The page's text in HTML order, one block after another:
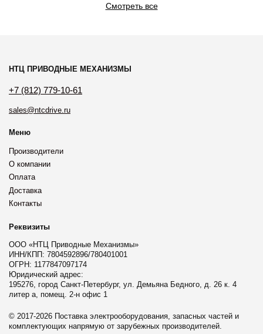
Смотреть все
НТЦ ПРИВОДНЫЕ МЕХАНИЗМЫ
+7 (812) 779-10-61
sales@ntcdrive.ru
Меню
Производители
О компании
Оплата
Доставка
Контакты
Реквизиты
ООО «НТЦ Приводные Механизмы»
ИНН/КПП: 7804592896/780401001
ОГРН: 1177847097174
Юридический адрес:
195276, город Санкт-Петербург, ул. Демьяна Бедного, д. 26 к. 4
литер а, помещ. 2-н офис 1
© 2017-2026 Поставка электрооборудования, запасных частей и
комплектующих напрямую от зарубежных производителей.